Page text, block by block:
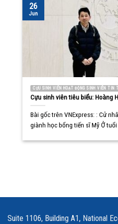
CỰU SINH VIÊN HOẠT ĐỘNG SINH VIÊN TIN
Cựu sinh viên tiêu biểu: Hoàng
Bài gốc trên VNExpress: : Cử
giành học bổng tiến sĩ Mỹ Ở tuổi
26
Jun
Suite 1106, Building A1, National